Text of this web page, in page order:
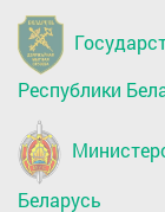
Республики
Беларусь